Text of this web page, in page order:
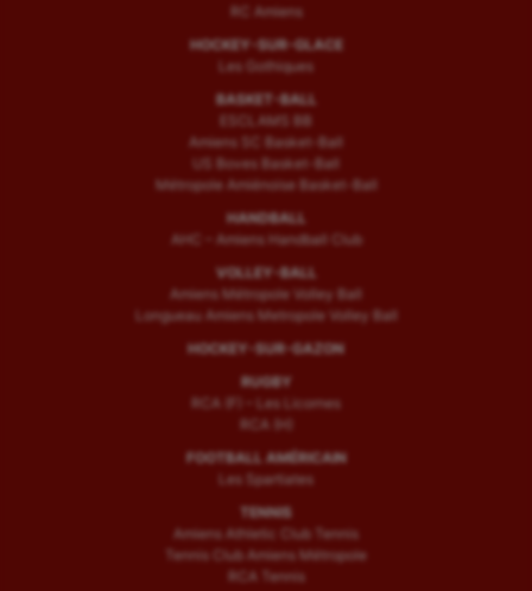
RC Amiens
HOCKEY-SUR-GLACE
Les Gothiques
BASKET-BALL
ESCLAMS BB
Amiens SC Basket-Ball
US Boves Basket-Ball
Métropole Amiénoise Basket-Ball
HANDBALL
AHC – Amiens Handball Club
VOLLEY-BALL
Amiens Métropole Volley Ball
Longueau Amiens Metropole Volley Ball
HOCKEY-SUR-GAZON
RUGBY
RCA (F) – Les Licornes
RCA (H)
FOOTBALL AMÉRICAIN
Les Spartiates
TENNIS
Amiens Athletic Club Tennis
Tennis Club Amiens Métropole
RCA Tennis